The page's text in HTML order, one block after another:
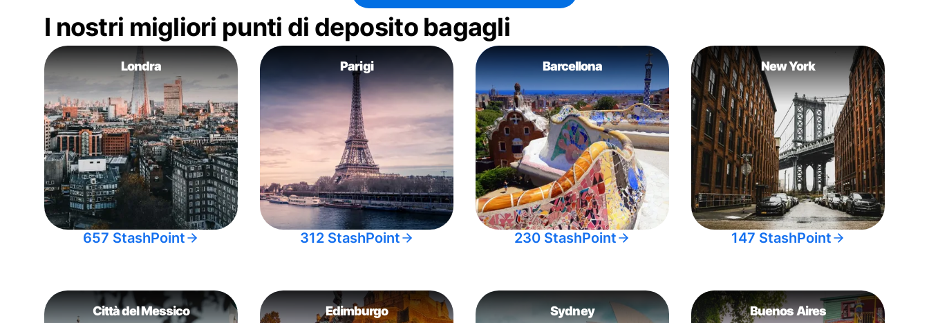
I nostri migliori punti di deposito bagagli
Londra
657 StashPoint
Parigi
312 StashPoint
Barcellona
230 StashPoint
New York
147 StashPoint
Città del Messico Edimburgo Sydney Buenos Aires